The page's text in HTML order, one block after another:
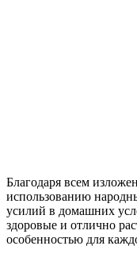
Благодаря всем
использованию
усилий в домашних
здоровые и отлично
особенностью для